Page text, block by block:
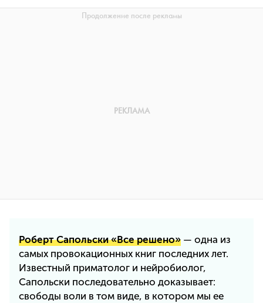
Роберт Сапольски «Все решено» — одна из
самых провокационных книг последних лет.
Известный приматолог и нейробиолог,
Сапольски последовательно доказывает:
свободы воли в том виде, в котором мы ее